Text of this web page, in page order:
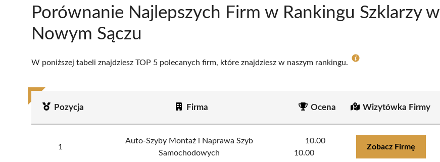
Porównanie Najlepszych Firm w Rankingu Szklarzy w
Nowym Sączu
W poniższej tabeli znajdziesz TOP 5 polecanych firm, które znajdziesz w naszym rankingu.
Pozycja Firma Ocena Wizytówka Firmy
1
Auto-Szyby Montaż i Naprawa Szyb
Samochodowych
10.00
10.00
Zobacz Firmę